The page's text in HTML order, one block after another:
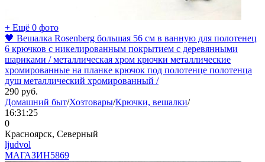
+ Ещё 0 фото
🖤 Вешалка Rosenberg большая 56 см в ванную для полотенец
6 крючков с никелированным покрытием с деревянными
шариками / металлическая хром крючки металлические
хромированные на планке крючок под полотенце полотенца
душ металлический хромированный /
290 руб.
Домашний быт/Хозтовары/Крючки, вешалки/
16:31:25
0
Красноярск, Северный
ljudvol
МАГАЗИН5869